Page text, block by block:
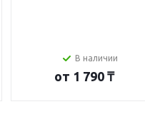
В наличии
от 1 790 ₸